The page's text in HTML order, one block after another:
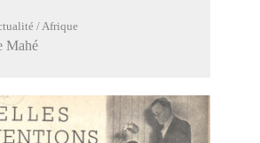
/ Afrique
Mahé